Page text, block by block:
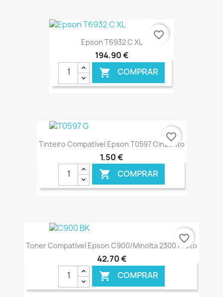
€ ONLINE
Epson T6932 C XL
194,90 €
 COMPRAR
€ ONLINE
favorite_border
Tinteiro Compatível Epson T0597 Cinzento
1,50 €
 COMPRAR
€ ONLINE
favorite_border
Toner Compatível Epson C900/Minolta 2300 Preto
42,70 €
 COMPRAR
favorite_border